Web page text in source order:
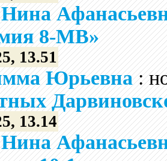
Нина
8-МВ»
13.51
Юрьевна:
13.14
Нина